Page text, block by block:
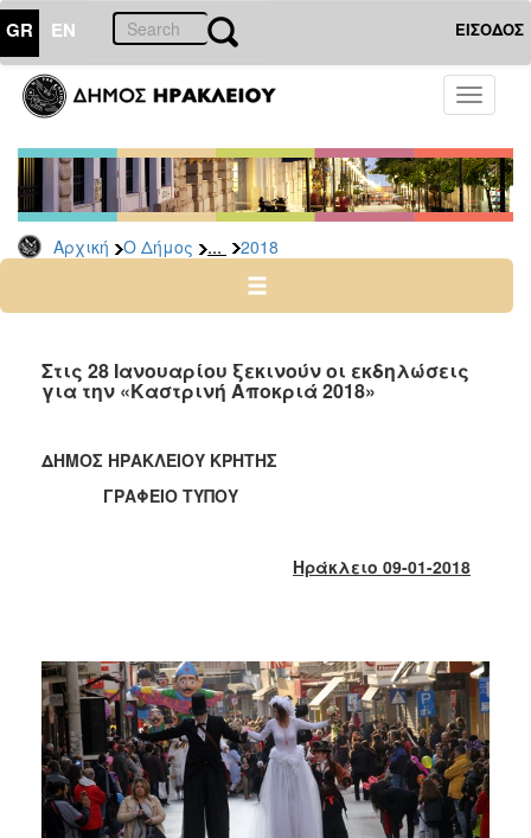
GR EN ΕΙΣΟΔΟΣ
Toggle
Αρχική Ο Δήμος ... 2018
ΔΗΜΟΣ
Δελτία
Τύπου
Αρχείο
2026
2024
2022
2020
2019
2013
2012
2011
2010
2006
Στις 28 Ιανουαρίου ξεκινούν οι εκδηλώσεις
για την «Καστρινή Αποκριά 2018»
ΔΗΜΟΣ ΗΡΑΚΛΕΙΟΥ ΚΡΗΤΗΣ
ΓΡΑΦΕΙΟ ΤΥΠΟΥ
Ηράκλειο 09-01-2018